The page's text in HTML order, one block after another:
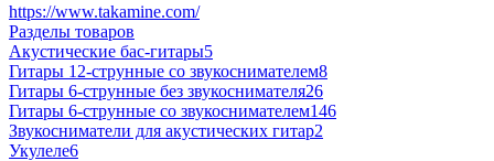
https://www.takamine.com/
Разделы товаров
Акустические бас-гитары5
Гитары 12-струнные со звукоснимателем8
Гитары 6-струнные без звукоснимателя26
Гитары 6-струнные со звукоснимателем146
Звукосниматели для акустических гитар2
Укулеле6